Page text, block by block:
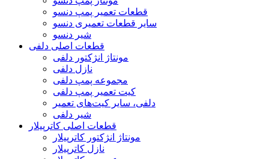
قطعات تعمیر پمپ دنسو
سایر قطعات تعمیری دنسو
شیر دنسو
قطعات اصلی دلفی
مونتاژ انژکتور دلفی
نازل دلفی
مجموعه پمپ دلفی
کیت تعمیر پمپ دلفی
دلفی، سایر کیت‌های تعمیر
شیر دلفی
قطعات اصلی کاترپیلار
مونتاژ انژکتور کاترپیلار
نازل کاترپیلار